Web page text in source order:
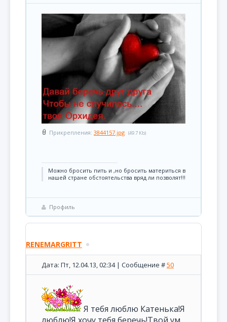
Прикрепления: 3844157.jpg (49.7 Kb)
Можно бросить пить и ,но бросить материться в
нашей стране обстоятельства вряд ли позволят!!!
Профиль
RENEMARGRITT
Дата: Пт, 12.04.13, 02:34 | Сообщение #50
Я тебя люблю Катенька!Я